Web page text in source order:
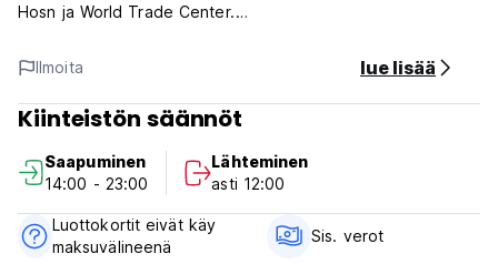
Hosn ja World Trade Center.
Sweet Homen huoneissa on ilmastointi, ja joissakin hostellin
huoneissa on parveke. Hostelli tarjoaa myös ilmaista teetä
vieraille ja suodatettua vettä.
Peruutusehdot: 1 vrk ennen saapumista. Myöhäisestä
peruutuksesta tai saapumatta jättämisestä veloitetaan
ensimmäisen yön hinta.
Ilmoita lue lisää
Kiinteistön säännöt
Saapuminen
14:00 - 23:00
Lähteminen
asti 12:00
Luottokortit eivät käy
maksuvälineenä
Sis. verot